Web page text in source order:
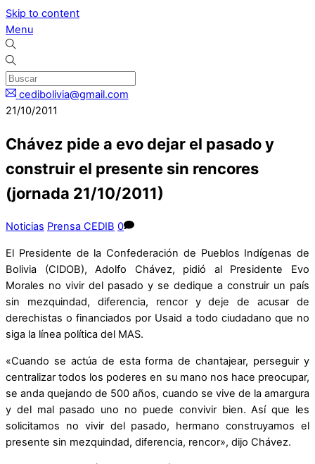
Skip to content
Menu
cedibolivia@gmail.com
21/10/2011
Chávez pide a evo dejar el pasado y
construir el presente sin rencores
(jornada 21/10/2011)
Noticias Prensa CEDIB 0
El Presidente de la Confederación de Pueblos Indígenas de
Bolivia (CIDOB), Adolfo Chávez, pidió al Presidente Evo
Morales no vivir del pasado y se dedique a construir un país
sin mezquindad, diferencia, rencor y deje de acusar de
derechistas o financiados por Usaid a todo ciudadano que no
siga la línea política del MAS.
«Cuando se actúa de esta forma de chantajear, perseguir y
centralizar todos los poderes en su mano nos hace preocupar,
se anda quejando de 500 años, cuando se vive de la amargura
y del mal pasado uno no puede convivir bien. Así que les
solicitamos no vivir del pasado, hermano construyamos el
presente sin mezquindad, diferencia, rencor», dijo Chávez.